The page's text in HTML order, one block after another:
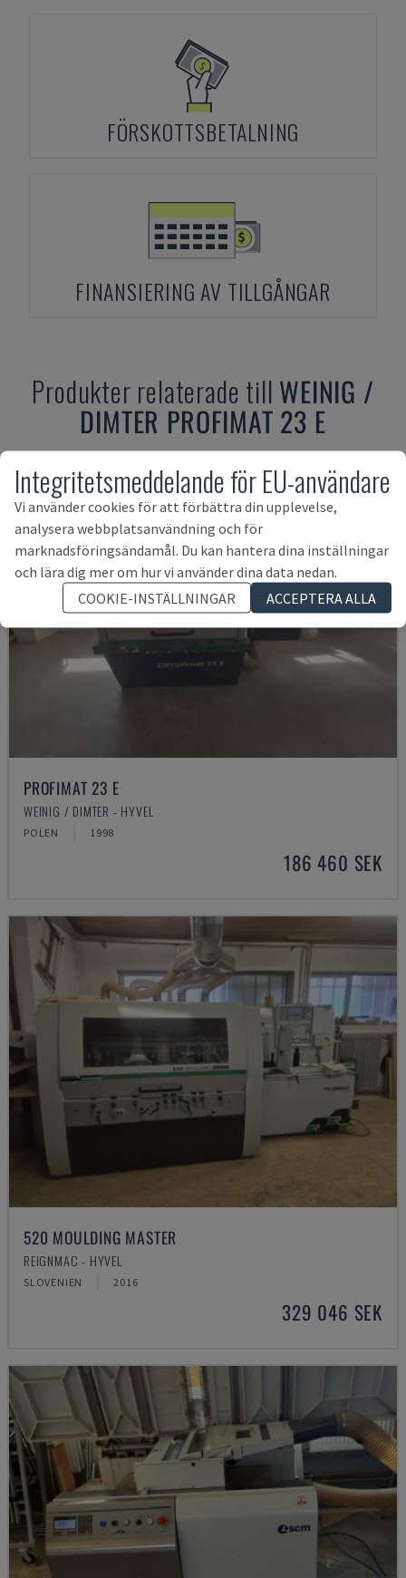
FÖRSKOTTSBETALNING
FINANSIERING AV TILLGÅNGAR
Produkter relaterade till WEINIG /
DIMTER PROFIMAT 23 E
PROFIMAT 23 E
WEINIG / DIMTER - HYVEL
POLEN 1998
186 460 SEK
520 MOULDING MASTER
REIGNMAC - HYVEL
SLOVENIEN 2016
329 046 SEK
Integritetsmeddelande för EU-användare
Vi använder cookies för att förbättra din upplevelse,
analysera webbplatsanvändning och för
marknadsföringsändamål. Du kan hantera dina inställningar
och lära dig mer om hur vi använder dina data nedan.
COOKIE-INSTÄLLNINGAR
ACCEPTERA ALLA